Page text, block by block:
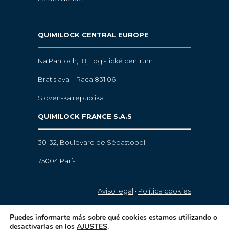
QUIMILOCK CENTRAL EUROPE
Na Pantoch, 18, Logistické centrum
Bratislava – Raca 831 06
Slovenska republika
QUIMILOCK FRANCE S.A.S
30-32, Boulevard de Sébastopol
75004 París
Aviso legal · Política cookies
Puedes informarte más sobre qué cookies estamos utilizando o
desactivarlas en los AJUSTES.